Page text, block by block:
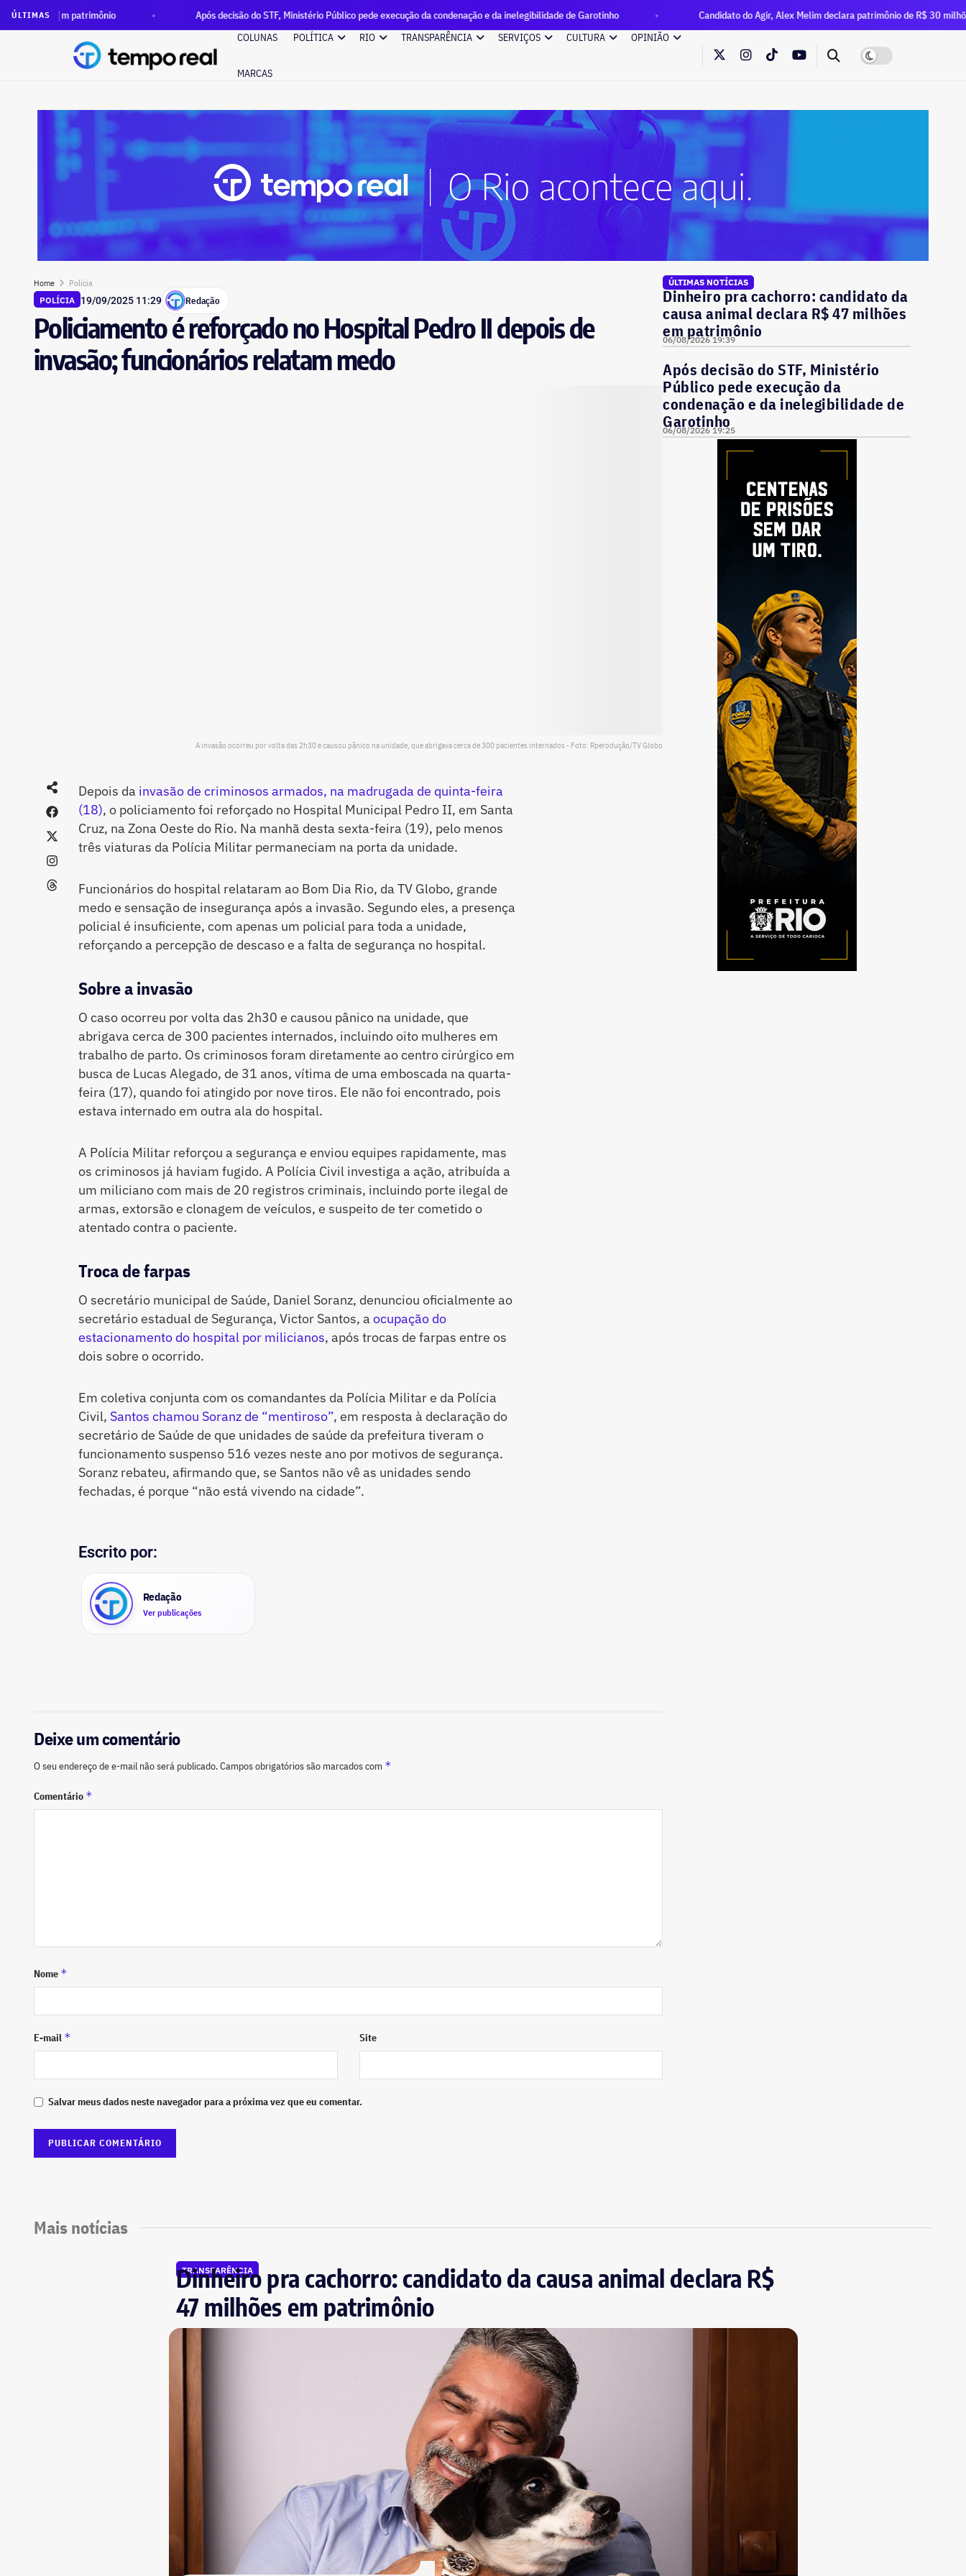
ÚLTIMAS Após decisão do STF, Ministério Público pede execução da condenação e da inelegibilidade de Garotinho
Candidato do Agir, Alex Melim declara patrimônio de R$ 30 milhões à Justiça
COLUNAS
POLÍTICA RIO TRANSPARÊNCIA SERVIÇOS CULTURA OPINIÃO
MARCAS
Home
Polícia
POLÍCIA 19/09/2025 11:29 Redação
Policiamento é reforçado no Hospital Pedro II depois de
invasão; funcionários relatam medo
A invasão ocorreu por volta das 2h30 e causou pânico na unidade, que abrigava cerca de 300 pacientes internados - Foto: Rperodução/TV Globo
Depois da invasão de criminosos armados, na madrugada de quinta-feira
(18), o policiamento foi reforçado no Hospital Municipal Pedro II, em Santa
Cruz, na Zona Oeste do Rio. Na manhã desta sexta-feira (19), pelo menos
três viaturas da Polícia Militar permaneciam na porta da unidade.
Funcionários do hospital relataram ao Bom Dia Rio, da TV Globo, grande
medo e sensação de insegurança após a invasão. Segundo eles, a presença
policial é insuficiente, com apenas um policial para toda a unidade,
reforçando a percepção de descaso e a falta de segurança no hospital.
Sobre a invasão
O caso ocorreu por volta das 2h30 e causou pânico na unidade, que
abrigava cerca de 300 pacientes internados, incluindo oito mulheres em
trabalho de parto. Os criminosos foram diretamente ao centro cirúrgico em
busca de Lucas Alegado, de 31 anos, vítima de uma emboscada na quarta-
feira (17), quando foi atingido por nove tiros. Ele não foi encontrado, pois
estava internado em outra ala do hospital.
A Polícia Militar reforçou a segurança e enviou equipes rapidamente, mas
os criminosos já haviam fugido. A Polícia Civil investiga a ação, atribuída a
um miliciano com mais de 20 registros criminais, incluindo porte ilegal de
armas, extorsão e clonagem de veículos, e suspeito de ter cometido o
atentado contra o paciente.
Troca de farpas
O secretário municipal de Saúde, Daniel Soranz, denunciou oficialmente ao
secretário estadual de Segurança, Victor Santos, a ocupação do
estacionamento do hospital por milicianos, após trocas de farpas entre os
dois sobre o ocorrido.
Em coletiva conjunta com os comandantes da Polícia Militar e da Polícia
Civil, Santos chamou Soranz de “mentiroso”, em resposta à declaração do
secretário de Saúde de que unidades de saúde da prefeitura tiveram o
funcionamento suspenso 516 vezes neste ano por motivos de segurança.
Soranz rebateu, afirmando que, se Santos não vê as unidades sendo
fechadas, é porque “não está vivendo na cidade”.
Escrito por:
Redação
Ver publicações
ÚLTIMAS NOTÍCIAS
Dinheiro pra cachorro: candidato da
causa animal declara R$ 47 milhões
em patrimônio
06/08/2026 19:39
Após decisão do STF, Ministério
Público pede execução da
condenação e da inelegibilidade de
Garotinho
06/08/2026 19:25
Deixe um comentário
O seu endereço de e-mail não será publicado.Campos obrigatórios são marcados com *
Comentário *
Nome *
E-mail * Site
Salvar meus dados neste navegador para a próxima vez que eu comentar.
Mais notícias
TRANSPARÊNCIA
Dinheiro pra cachorro: candidato da causa animal declara R$
47 milhões em patrimônio